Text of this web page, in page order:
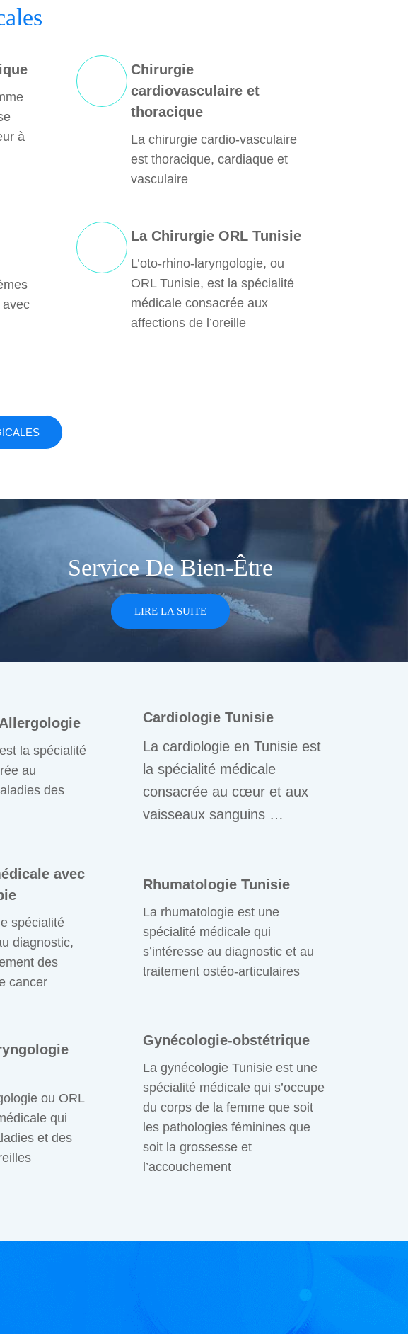
à
Chirurgie
cardiovasculaire et
thoracique
La chirurgie cardio-vasculaire
est thoracique, cardiaque et
vasculaire
La Chirurgie ORL Tunisie
L’oto-rhino-laryngologie, ou
ORL Tunisie, est la spécialité
médicale consacrée aux
affections de l’oreille
Service De Bien-Être
LIRE LA SUITE
la spécialité
au
des
Cardiologie Tunisie
La cardiologie en Tunisie est
la spécialité médicale
consacrée au cœur et aux
vaisseaux sanguins …
avec
spécialité
diagnostic,
des
cancer
Rhumatologie Tunisie
La rhumatologie est une
spécialité médicale qui
s’intéresse au diagnostic et au
traitement ostéo-articulaires
ou ORL
qui
et des
Gynécologie-obstétrique
La gynécologie Tunisie est une
spécialité médicale qui s’occupe
du corps de la femme que soit
les pathologies féminines que
soit la grossesse et
l’accouchement